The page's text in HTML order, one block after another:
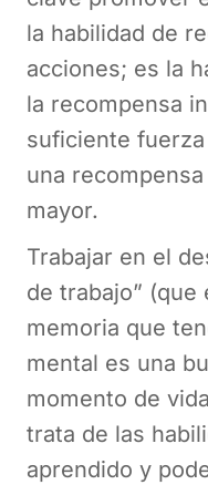
la habilidad de
acciones; es la
la recompensa
suficiente
una
mayor.
Trabajar en el
de trabajo”
memoria que
mental es una
momento de
trata de las
aprendido y